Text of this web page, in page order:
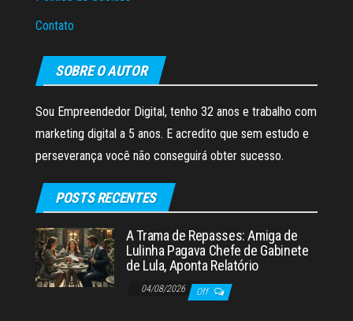
Contato
SOBRE O AUTOR
Sou Empreendedor Digital, tenho 32 anos e trabalho com
marketing digital a 5 anos. E acredito que sem estudo e
perseverança você não conseguirá obter sucesso.
POSTS RECENTES
A Trama de Repasses: Amiga de
Lulinha Pagava Chefe de Gabinete
de Lula, Aponta Relatório
04/08/2026 Off